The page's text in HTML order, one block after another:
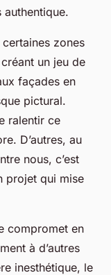
zones
un jeu de
façades en
pictural.
ralentir ce
D’autres, au
nous, c’est
projet qui mise
compromet en
à d’autres
inesthétique, le